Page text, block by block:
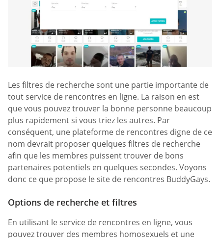
Les filtres de recherche sont une partie importante de
tout service de rencontres en ligne. La raison en est
que vous pouvez trouver la bonne personne beaucoup
plus rapidement si vous triez les autres. Par
conséquent, une plateforme de rencontres digne de ce
nom devrait proposer quelques filtres de recherche
afin que les membres puissent trouver de bons
partenaires potentiels en quelques secondes. Voyons
donc ce que propose le site de rencontres BuddyGays.
Options de recherche et filtres
En utilisant le service de rencontres en ligne, vous
pouvez trouver des membres homosexuels et une